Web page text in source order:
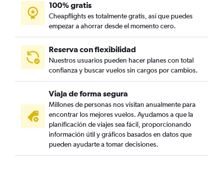
100% gratis
Cheapflights es totalmente gratis, así que puedes
empezar a ahorrar desde el momento cero.
Reserva con flexibilidad
Nuestros usuarios pueden hacer planes con total
confianza y buscar vuelos sin cargos por cambios.
Viaja de forma segura
Millones de personas nos visitan anualmente para
encontrar los mejores vuelos. Ayudamos a que la
planificación de viajes sea fácil, proporcionando
información útil y gráficos basados en datos que
pueden ayudarte a tomar decisiones.